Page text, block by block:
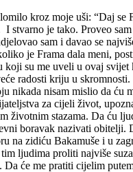
kroz moje uši: “Daj se
I stvarno je tako. Proveo
sam i davao se
je Frama dala meni,
koji su me uveli u ovaj
radosti kriju u
nikada nisam mislio da ću
za cijeli život,
životnim stazama. Da ću
boravak nazivati obitelji.
na zidiću Bakamuše i u
ljudima proliti najviše
Da će me pratiti cijelim